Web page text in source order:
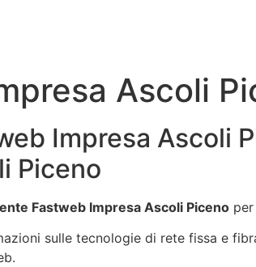
Ascoli
Impresa Ascoli
Piceno
Fastweb Impresa Ascoli Piceno
sulle tecnologie di rete fissa e